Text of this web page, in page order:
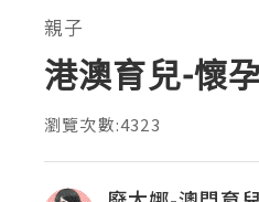
親子
港澳育兒-懷
瀏覽次數:4323